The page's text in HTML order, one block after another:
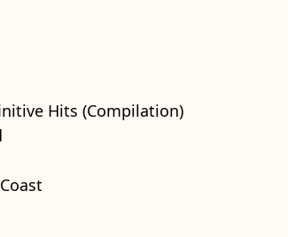
Hits (Compilation)